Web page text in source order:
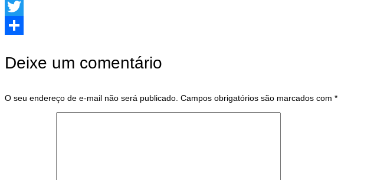
Facebook
Twitter
Deixe um comentário
O seu endereço de e-mail não será publicado. Campos obrigatórios são marcados com *